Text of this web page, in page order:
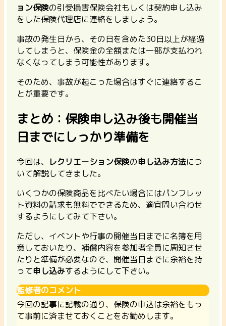
ョン保険の引受損害保険会社もしくは契約申し込み
をした保険代理店に連絡をしましょう。
事故の発生日から、その日を含めた30日以上が経過
してしまうと、保険金の全額または一部が支払われ
なくなってしまう可能性があります。
そのため、事故が起こった場合はすぐに連絡するこ
とが重要です。
まとめ：保険申し込み後も開催当
日までにしっかり準備を
今回は、 レクリエーション保険の申し込み方法につ
いて解説してきました。
いくつかの保険商品を比べたい場合にはパンフレッ
ト資料の請求も無料でできるため、適宜問い合わせ
するようにしてみて下さい。
ただし、イベントや行事の開催当日までに名簿を用
意しておいたり、補償内容を参加者全員に周知させ
たりと準備が必要なので、開催当日までに余裕を持
って申し込みするようにして下さい。
監修者のコメント
今回の記事に記載の通り、保険の申込は余裕をもっ
て事前に済ませておくことをお勧めします。